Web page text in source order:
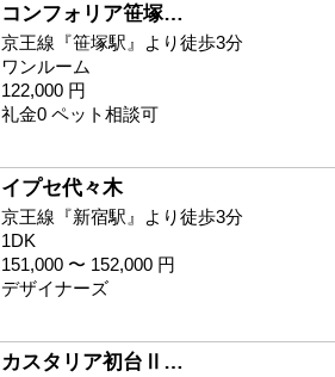
コンフォリア笹塚…
京王線『笹塚駅』より徒歩3分
ワンルーム
122,000 円
礼金0 ペット相談可
イプセ代々木
京王線『新宿駅』より徒歩3分
1DK
151,000 〜 152,000 円
デザイナーズ
カスタリア初台Ⅱ…